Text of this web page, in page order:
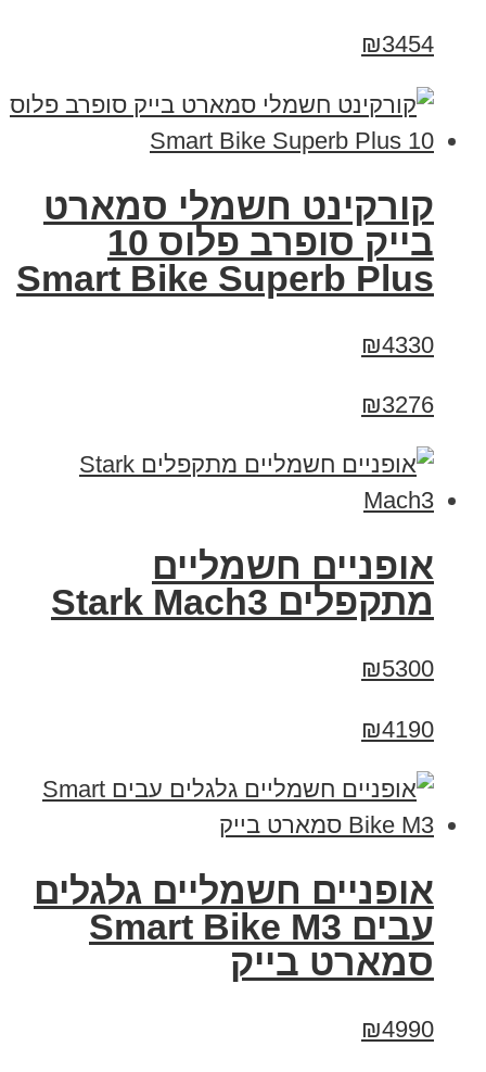
₪3454
קורקינט חשמלי סמארט
בייק סופרב פלוס 10
Smart Bike Superb Plus
₪4330
₪3276
‏אופניים חשמליים
‏מתקפלים Stark Mach3
₪5300
₪4190
אופניים חשמליים גלגלים
עבים Smart Bike M3
סמארט בייק
₪4990